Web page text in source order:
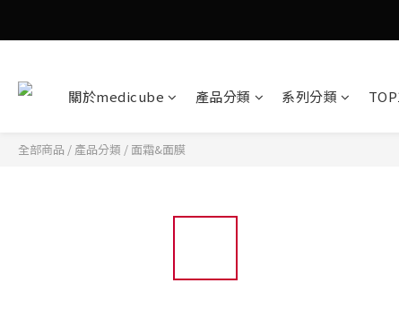
關於medicube 產品分類 系列分類
全部商品 / 產品分類 / 面霜&面膜